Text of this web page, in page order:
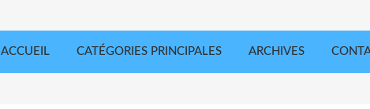
ACCUEIL CATÉGORIES PRINCIPALES ARCHIVES